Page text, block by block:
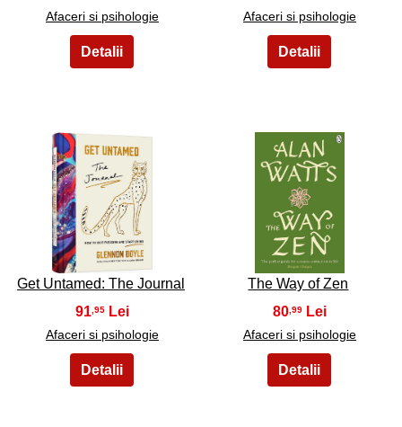
Afaceri si psihologie Afaceri si psihologie
29
Get Untamed: The Journal
91 ,95
Afaceri si psihologie
30
The Way of Zen
80,99
Afaceri si psihologie